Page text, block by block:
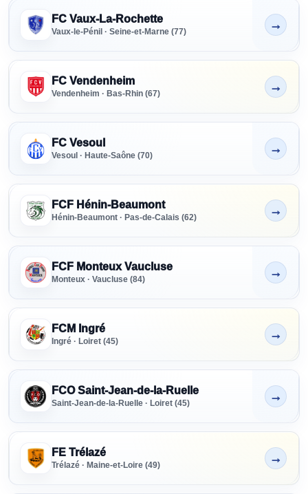
FC Vaux-La-Rochette
Vaux-le-Pénil · Seine-et-Marne (77)
Non indiqué
→
FC Vendenheim
Vendenheim · Bas-Rhin (67)
Non indiqué
→
FC Vesoul
Vesoul · Haute-Saône (70)
Non indiqué
→
FCF Hénin-Beaumont
Hénin-Beaumont · Pas-de-Calais (62)
Non indiqué
→
FCF Monteux Vaucluse
Monteux · Vaucluse (84)
Non indiqué
→
FCM Ingré
Ingré · Loiret (45)
Non indiqué
→
FCO Saint-Jean-de-la-Ruelle
Saint-Jean-de-la-Ruelle · Loiret (45)
Non indiqué
→
FE Trélazé
Trélazé · Maine-et-Loire (49)
Non indiqué
→